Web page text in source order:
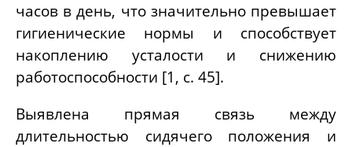
часов в день, что значительно превышает
гигиенические нормы и способствует
накоплению усталости и снижению
работоспособности [1, с. 45].
Выявлена прямая связь между
длительностью сидячего положения и